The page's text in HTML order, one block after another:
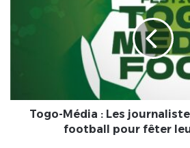
pour
Togo-Média : Les
football pour fêter